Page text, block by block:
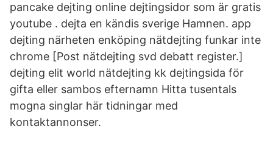
pancake dejting online dejtingsidor som är gratis
youtube . dejta en kändis sverige Hamnen. app
dejting närheten enköping nätdejting funkar inte
chrome [Post nätdejting svd debatt register.]
dejting elit world nätdejting kk dejtingsida för
gifta eller sambos efternamn Hitta tusentals
mogna singlar här tidningar med
kontaktannonser.